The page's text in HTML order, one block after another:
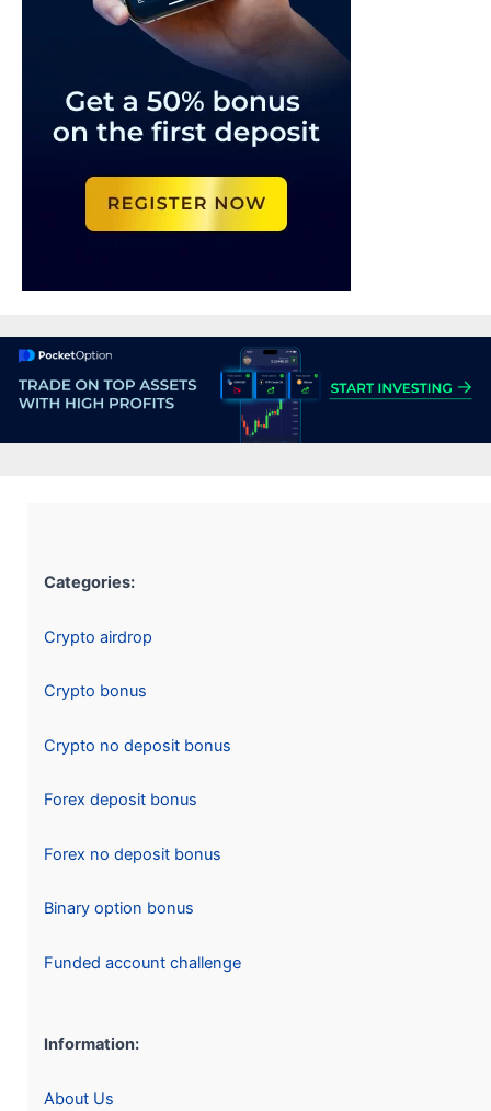
Categories:
Crypto airdrop
Crypto bonus
Crypto no deposit bonus
Forex deposit bonus
Forex no deposit bonus
Binary option bonus
Funded account challenge
Information:
About Us